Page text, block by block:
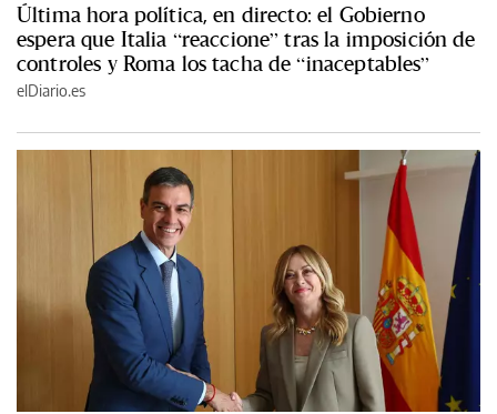
Última hora política, en directo: el Gobierno
espera que Italia “reaccione” tras la imposición de
controles y Roma los tacha de “inaceptables”
elDiario.es